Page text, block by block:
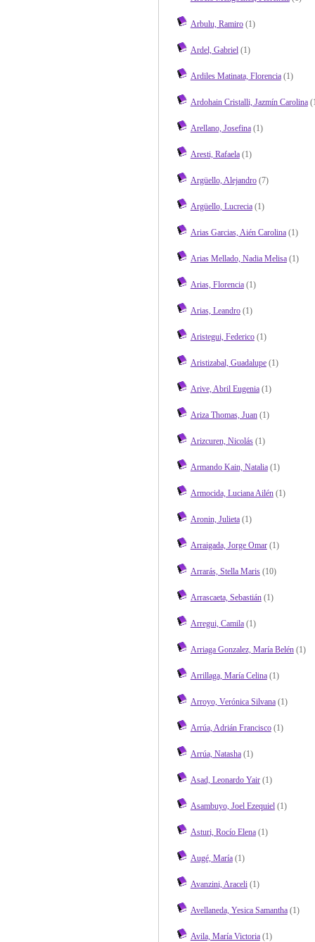
Arbulu, Ramiro(1)
Ardel, Gabriel(1)
Ardiles Matinata, Florencia(1)
Ardohain Cristalli, Jazmín Carolina
Arellano, Josefina(1)
Aresti, Rafaela(1)
Argüello, Alejandro(7)
Argüello, Lucrecia(1)
Arias Garcias, Aién Carolina(1)
Arias Mellado, Nadia Melisa(1)
Arias, Florencia(1)
Arias, Leandro(1)
Aristegui, Federico(1)
Aristizabal, Guadalupe(1)
Arive, Abril Eugenia(1)
Ariza Thomas, Juan(1)
Arizcuren, Nicolás(1)
Armando Kain, Natalia(1)
Armocida, Luciana Ailén(1)
Aronin, Julieta(1)
Arraigada, Jorge Omar(1)
Arrarás, Stella Maris(10)
Arrascaeta, Sebastián(1)
Arregui, Camila(1)
Arriaga Gonzalez, María Belén(1)
Arrillaga, María Celina(1)
Arroyo, Verónica Silvana(1)
Arrúa, Adrián Francisco(1)
Arrúa, Natasha(1)
Asad, Leonardo Yair(1)
Asambuyo, Joel Ezequiel(1)
Asturi, Rocío Elena(1)
Augé, María(1)
Avanzini, Araceli(1)
Avellaneda, Yesica Samantha(1)
Avila, María Victoria(1)